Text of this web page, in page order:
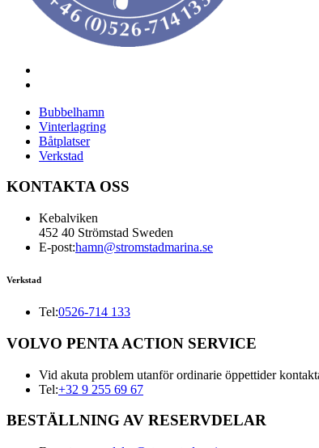
Bubbelhamn
Vinterlagring
Båtplatser
Verkstad
KONTAKTA OSS
Kebalviken
452 40 Strömstad Sweden
E-post:hamn@stromstadmarina.se
Verkstad
Tel:0526-714 133
VOLVO PENTA ACTION SERVICE
Vid akuta problem utanför ordinarie öppettider
Tel:+32 9 255 69 67
BESTÄLLNING AV RESERVDELAR